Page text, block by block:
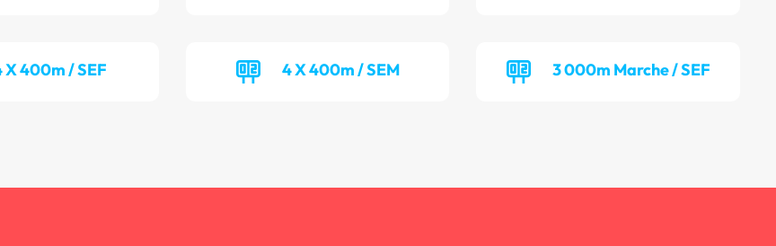
X 400m / SEF 4 X 400m / SEM 3 000m Marche / SEF